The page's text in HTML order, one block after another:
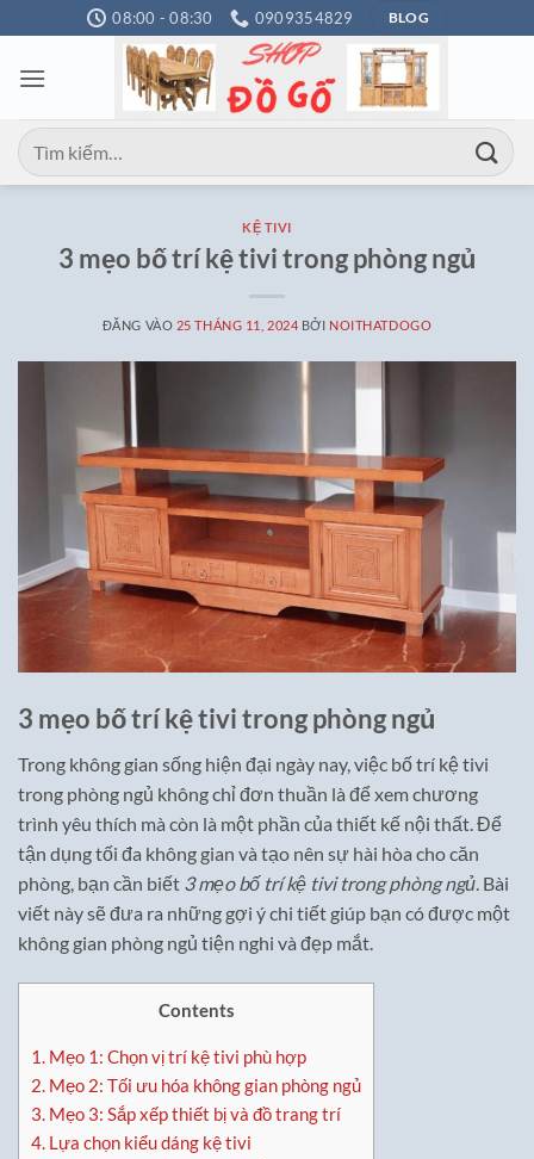
qua
nội
08:00 - 08:30 0909354829 BLOG
Tìm
kiếm:
KỆ TIVI
3 mẹo bố trí kệ tivi trong phòng ngủ
ĐĂNG VÀO 25 THÁNG 11, 2024 BỞI NOITHATDOGO
3 mẹo bố trí kệ tivi trong phòng ngủ
Trong không gian sống hiện đại ngày nay, việc bố trí kệ tivi
trong phòng ngủ không chỉ đơn thuần là để xem chương
trình yêu thích mà còn là một phần của thiết kế nội thất. Để
tận dụng tối đa không gian và tạo nên sự hài hòa cho căn
phòng, bạn cần biết 3 mẹo bố trí kệ tivi trong phòng ngủ. Bài
viết này sẽ đưa ra những gợi ý chi tiết giúp bạn có được một
không gian phòng ngủ tiện nghi và đẹp mắt.
Contents
1. Mẹo 1: Chọn vị trí kệ tivi phù hợp
2. Mẹo 2: Tối ưu hóa không gian phòng ngủ
3. Mẹo 3: Sắp xếp thiết bị và đồ trang trí
4. Lựa chọn kiểu dáng kệ tivi